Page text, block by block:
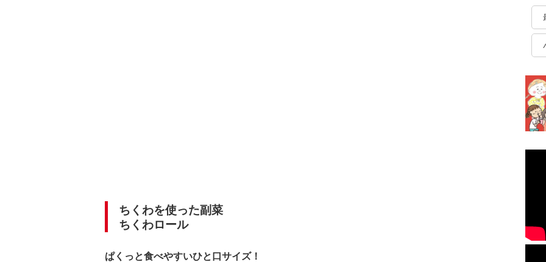
ちくわを使った副菜
ちくわロール
ぱくっと食べやすいひと口サイズ！